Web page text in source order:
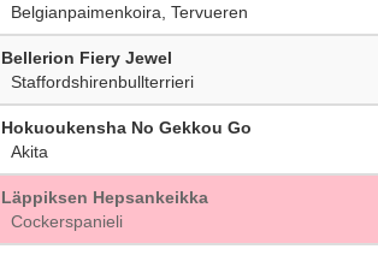
Belgianpaimenkoira, Tervueren
Bellerion Fiery Jewel
Staffordshirenbullterrieri
Hokuoukensha No Gekkou Go
Akita
Läppiksen Hepsankeikka
Cockerspanieli